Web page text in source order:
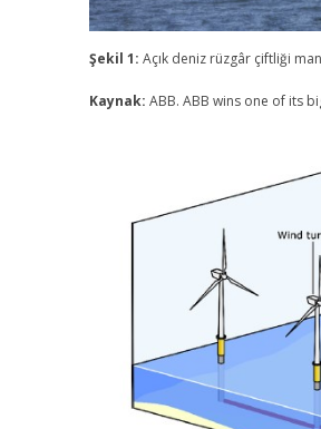
Şekil 1: Açık deniz rüzgâr çiftliği
Kaynak: ABB. ABB wins one of its